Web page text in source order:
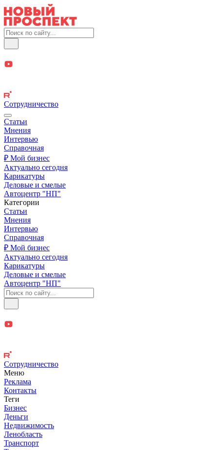
Сотрудничество
Статьи
Мнения
Интервью
Справочная
₽ Мой бизнес
Актуально сегодня
Карикатуры
Деловые и смелые
Автоцентр "НП"
Категории
Статьи
Мнения
Интервью
Справочная
₽ Мой бизнес
Актуально сегодня
Карикатуры
Деловые и смелые
Автоцентр "НП"
Сотрудничество
Меню
Реклама
Контакты
Теги
Бизнес
Деньги
Недвижимость
Ленобласть
Транспорт